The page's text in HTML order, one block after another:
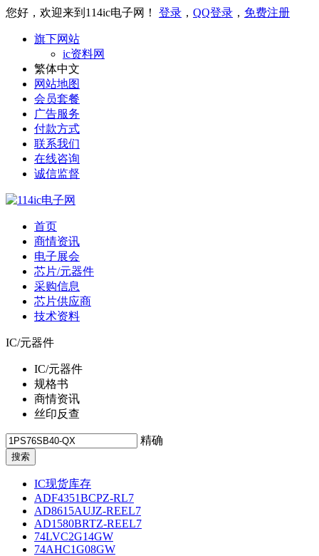
您好，欢迎来到114ic电子网！ 登录 ， QQ登录 ， 免费注册
旗下网站
ic资料网
繁体中文
网站地图
会员套餐
广告服务
付款方式
联系我们
在线咨询
诚信监督
首页
商情资讯
电子展会
芯片/元器件
采购信息
芯片供应商
技术资料
IC/元器件
IC/元器件
规格书
商情资讯
丝印反查
精确
IC现货库存
ADF4351BCPZ-RL7
AD8615AUJZ-REEL7
AD1580BRTZ-REEL7
74LVC2G14GW
74AHC1G08GW